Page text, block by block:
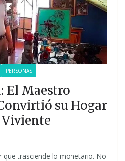
PERSONAS
El Maestro
su Hogar
Viviente
que trasciende lo monetario. No